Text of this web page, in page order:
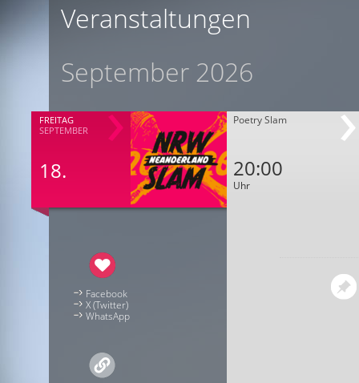
Veranstaltungen
September 2026
FREITAG
SEPTEMBER
18.
Poetry Slam
20:00
Uhr
Facebook
X (Twitter)
WhatsApp